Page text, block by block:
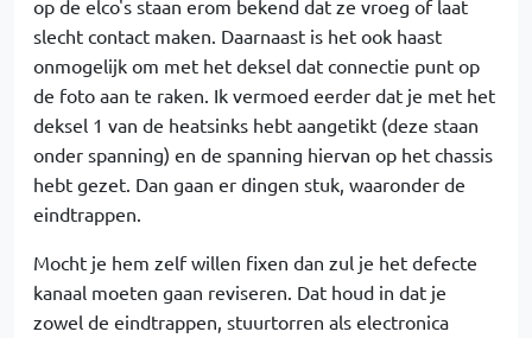
op de elco's staan erom bekend dat ze vroeg of laat
slecht contact maken. Daarnaast is het ook haast
onmogelijk om met het deksel dat connectie punt op
de foto aan te raken. Ik vermoed eerder dat je met het
deksel 1 van de heatsinks hebt aangetikt (deze staan
onder spanning) en de spanning hiervan op het chassis
hebt gezet. Dan gaan er dingen stuk, waaronder de
eindtrappen.
Mocht je hem zelf willen fixen dan zul je het defecte
kanaal moeten gaan reviseren. Dat houd in dat je
zowel de eindtrappen, stuurtorren als electronica